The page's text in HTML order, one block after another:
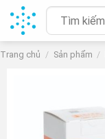
Chuyển
đến
nội
dung
Tìm
kiếm:
Trang chủ / Sản phẩm /